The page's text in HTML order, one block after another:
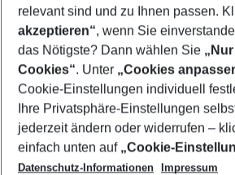
Show more filter
Footer
Footer navigation
Title A
relevant sind und zu Ihnen passen.
akzeptieren“, wenn Sie
das Nötigste? Dann wählen Sie
Cookies“. Unter „Cookies
Cookie-Einstellungen individuell
Ihre Privatsphäre-Einstellungen
jederzeit ändern oder widerrufen –
einfach unten auf „Cookie-
Datenschutz-Informationen
Impressum